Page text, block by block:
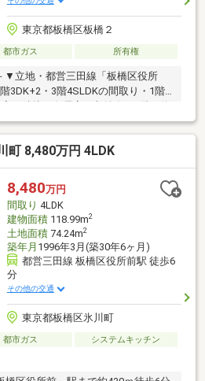
東京都板橋区板橋２
都市ガス 所有権
▼立地・都営三田線「板橋区役所
3DK+2・3階4SLDKの間取り・1階
の和室が隣接、通風良好・3階は約
付)有・1・2階にトイレ有・屋根付
周辺環境・板橋区立板橋第二小学
所 徒歩3分(約230m)■ ご希望の住
━━━━━・・・物件の詳細・ご相談
さい。
町 8,480万円 4LDK
8,480万円
間取り 4LDK
建物面積118.99m2
土地面積74.24m2
築年月 1996年3月(築30年6ヶ月)
都営三田線 板橋区役所前駅 徒歩6
分
その他の交通
東京都板橋区氷川町
都市ガス
システムキッチン